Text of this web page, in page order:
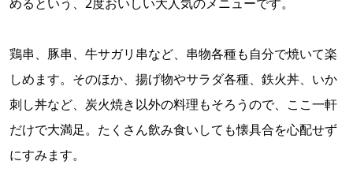
鶏串、豚串、牛サガリ串など、串物各種も自分で焼いて楽
しめます。そのほか、揚げ物やサラダ各種、鉄火丼、いか
刺し丼など、炭火焼き以外の料理もそろうので、ここ一軒
だけで大満足。たくさん飲み食いしても懐具合を心配せず
にすみます。